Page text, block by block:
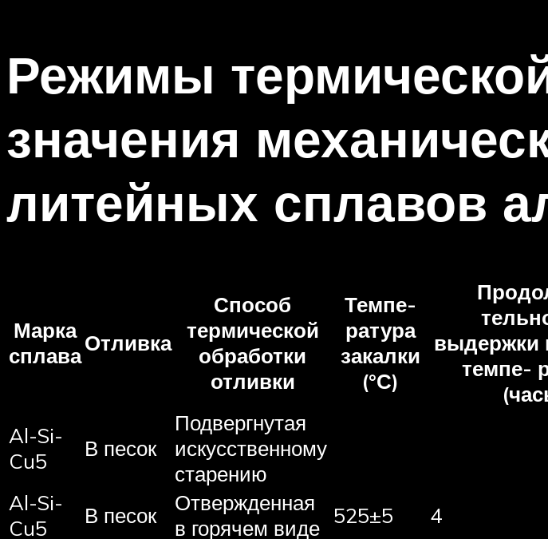
Режимы
значения
литейных сплавов
Марка
сплаваОтливка
Способ
термической
обработки
отливки
Темпе-
ратура
закалки
(°С)
выдержки
темпе-
Al-Si-
Cu5
В песок
Подвергнутая
искусственному
старению
Al-Si-
Cu5
В песок
Отвержденная
в горячем виде 525±5 4